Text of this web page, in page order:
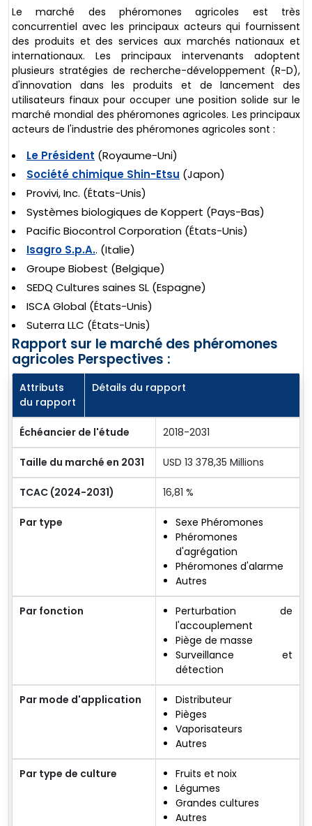
Le marché des phéromones agricoles est très
concurrentiel avec les principaux acteurs qui fournissent
des produits et des services aux marchés nationaux et
internationaux. Les principaux intervenants adoptent
plusieurs stratégies de recherche-développement (R-D),
d'innovation dans les produits et de lancement des
utilisateurs finaux pour occuper une position solide sur le
marché mondial des phéromones agricoles. Les principaux
acteurs de l'industrie des phéromones agricoles sont :
Le Président (Royaume-Uni)
Société chimique Shin-Etsu (Japon)
Provivi, Inc. (États-Unis)
Systèmes biologiques de Koppert (Pays-Bas)
Pacific Biocontrol Corporation (États-Unis)
Isagro S.p.A.. (Italie)
Groupe Biobest (Belgique)
SEDQ Cultures saines SL (Espagne)
ISCA Global (États-Unis)
Suterra LLC (États-Unis)
Rapport sur le marché des phéromones
agricoles Perspectives :
Attributs
du rapport
Détails du rapport
Échéancier de l'étude 2018-2031
Taille du marché en 2031 USD 13 378,35 Millions
TCAC (2024-2031) 16,81 %
Par type
Sexe Phéromones
Phéromones
d'agrégation
Phéromones d'alarme
Autres
Par fonction
Perturbation de
l'accouplement
Piège de masse
Surveillance et
détection
Par mode d'application
Distributeur
Pièges
Vaporisateurs
Autres
Par type de culture
Fruits et noix
Légumes
Grandes cultures
Autres